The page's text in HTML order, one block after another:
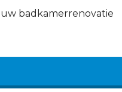
badkamerrenovatie